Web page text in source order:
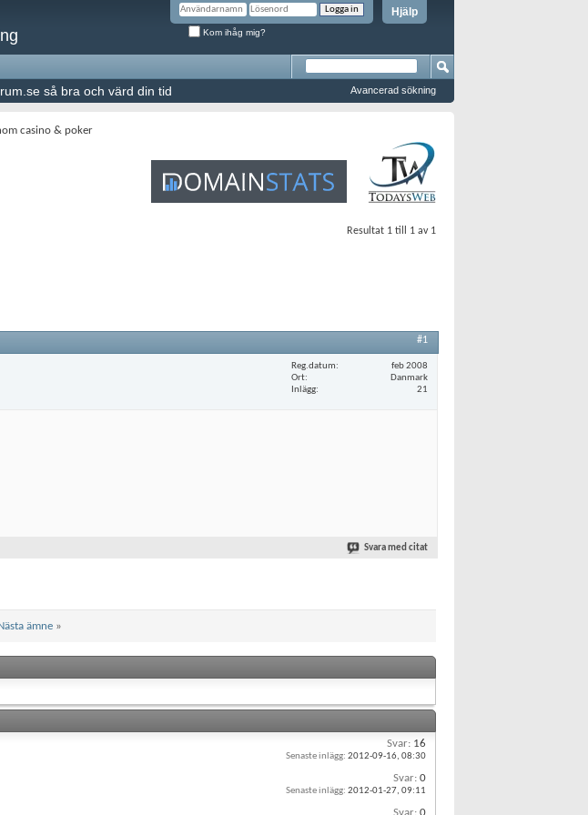
Hjälp
Kom ihåg mig?
så bra och värd din tid Avancerad sökning
casino & poker
Resultat 1 till 1 av 1
#1
Reg.datum
feb 2008
Ort
Danmark
Inlägg
21
Svara med citat
ämne »
Svar: 16
Senaste inlägg: 2012-09-16, 08:30
Svar: 0
Senaste inlägg: 2012-01-27, 09:11